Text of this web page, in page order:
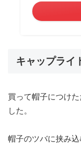
キャップライ
買って帽子につけ
した。
帽子のツバに挟み